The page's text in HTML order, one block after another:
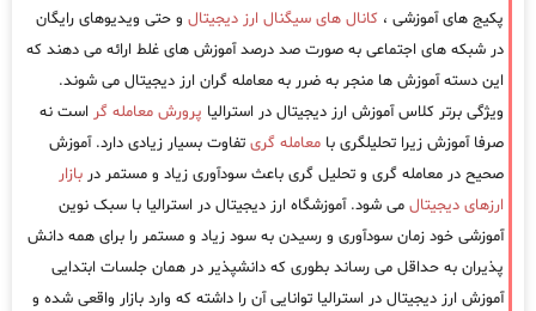
پکیج های آموزشی ، کانال های سیگنال ارز دیجیتال و حتی ویدیوهای رایگان
در شبکه های اجتماعی به صورت صد درصد آموزش های غلط ارائه می دهند که
این دسته آموزش ها منجر به ضرر به معامله گران ارز دیجیتال می شوند.
ویژگی برتر کلاس آموزش ارز دیجیتال در استرالیا پرورش معامله گر است نه
صرفا آموزش زیرا تحلیلگری با معامله گری تفاوت بسیار زیادی دارد. آموزش
صحیح در معامله گری و تحلیل گری باعث سودآوری زیاد و مستمر در بازار
ارزهای دیجیتال می شود. آموزشگاه ارز دیجیتال در استرالیا با سبک نوین
آموزشی خود زمان سودآوری و رسیدن به سود زیاد و مستمر را برای همه دانش
پذیران به حداقل می رساند بطوری که دانشپذیر در همان جلسات ابتدایی
آموزش ارز دیجیتال در استرالیا توانایی آن را داشته که وارد بازار واقعی شده و